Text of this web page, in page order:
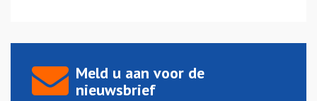
Meld u aan voor de
nieuwsbrief